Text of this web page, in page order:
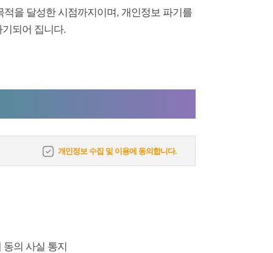
을 달성한 시점까지이며, 개인정보 파기를
되어 집니다.
개인정보 수집 및 이용에 동의합니다.
의 사실 통지